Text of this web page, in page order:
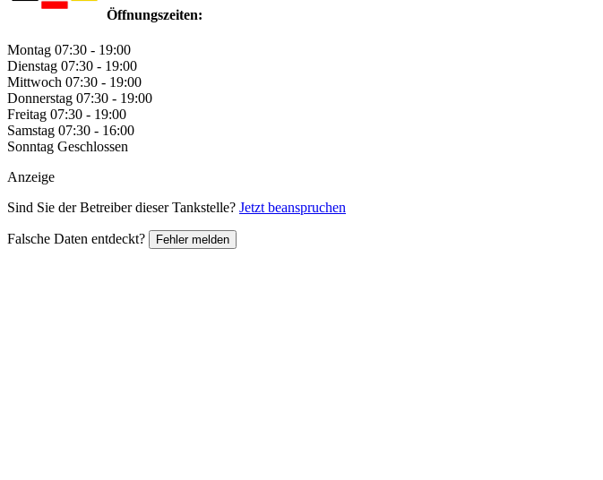
Öffnungszeiten:
Montag 07:30 - 19:00
Dienstag 07:30 - 19:00
Mittwoch 07:30 - 19:00
Donnerstag 07:30 - 19:00
Freitag 07:30 - 19:00
Samstag 07:30 - 16:00
Sonntag Geschlossen
Anzeige
Sind Sie der Betreiber dieser Tankstelle? Jetzt beanspruchen
Falsche Daten entdeckt? Fehler melden